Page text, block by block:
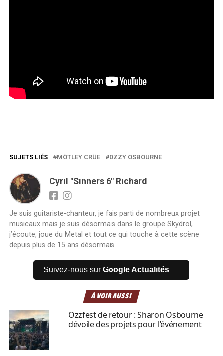
SUJETS LIÉS MÖTLEY CRÜE OZZY OSBOURNE
Cyril "Sinners 6" Richard
Je suis guitariste-chanteur, je fais parti de nombreux projet
musicaux mais je suis désormais dans le groupe Skydrol,
j’écoute, joue du Metal et tout ce qui touche à cette scène
depuis plus de 15 ans désormais.
Suivez-nous surGoogle Actualités
À VOIR AUSSI
Ozzfest de retour : Sharon Osbourne
dévoile des projets pour l’événement